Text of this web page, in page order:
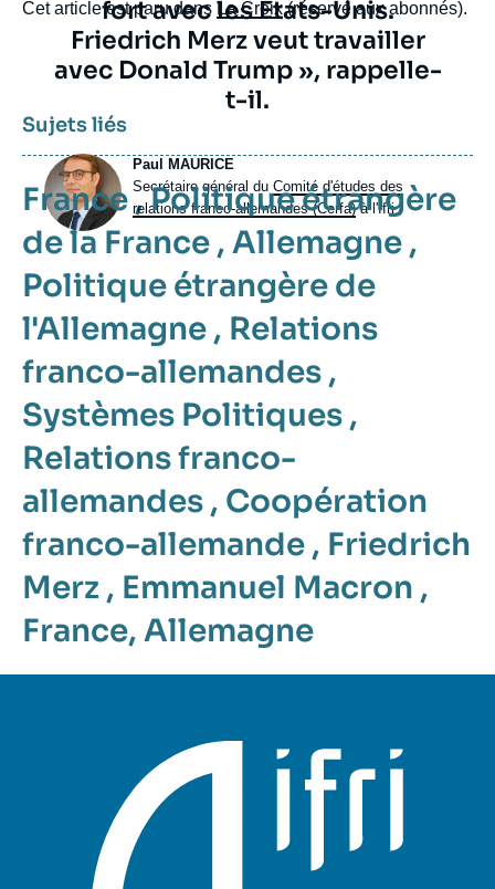
fort avec les États-Unis.
Friedrich Merz veut travailler
avec Donald Trump », rappelle-
t-il.
Photo
Paul MAURICE
Intitulé
du
Secrétaire général duComité d'études des
relations franco-allemandes (Cerfa)à l'Ifri
body
Cet article est paru dans La Croix(réservé aux abonnés).
Sujets liés
France,Politique étrangère
de la France , Allemagne ,
Politique étrangère de
l'Allemagne , Relations
franco-allemandes ,
Systèmes Politiques ,
Relations franco-
allemandes , Coopération
franco-allemande , Friedrich
Merz , Emmanuel Macron ,
France, Allemagne